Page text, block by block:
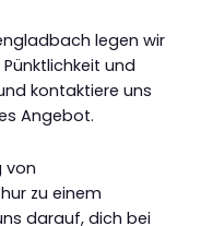
legen wir
und
kontaktiere uns
Angebot.
von
zu einem
darauf, dich bei